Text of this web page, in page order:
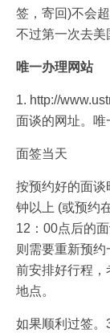
签，寄回)不会
不过第一次去美
唯一办理网站
1. http://
面谈的网址。唯
面签当天
按预约好的面
钟以上 (或预约
12：00点后的
则需要重新预
前安排好行程，
地点。
如果顺利过签。